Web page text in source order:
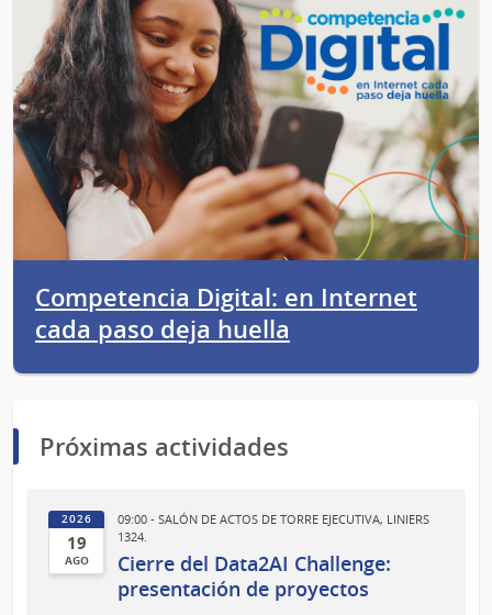
Competencia Digital: en Internet
cada paso deja huella
Próximas actividades
2026
19
AGO
09:00 - SALÓN DE ACTOS DE TORRE EJECUTIVA, LINIERS
1324.
Cierre del Data2AI Challenge:
presentación de proyectos